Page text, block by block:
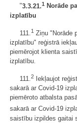
"3.3.21.1
Norāde
izplatību
111. 1 Ziņu "Norāde
izplatību" reģistrā
piemērojot klienta
izplatību.
111.2
Iekļaujot
sakarā ar Covid-19
piemēroto atbalsta
sakarā ar Covid-19
saistību izpildes gaitai